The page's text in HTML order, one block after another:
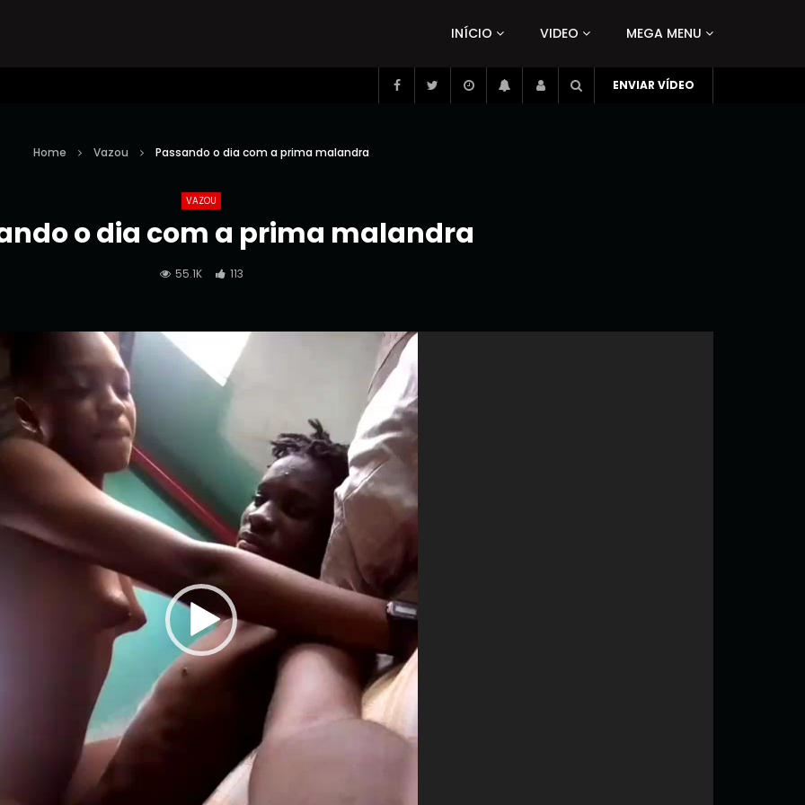
INÍCIO VIDEO MEGA MENU
ENVIAR VÍDEO
Home Vazou Passando o dia com a prima malandra
VAZOU
o dia com a prima malandra
55.1K 113
Reprodutor
de
vídeo